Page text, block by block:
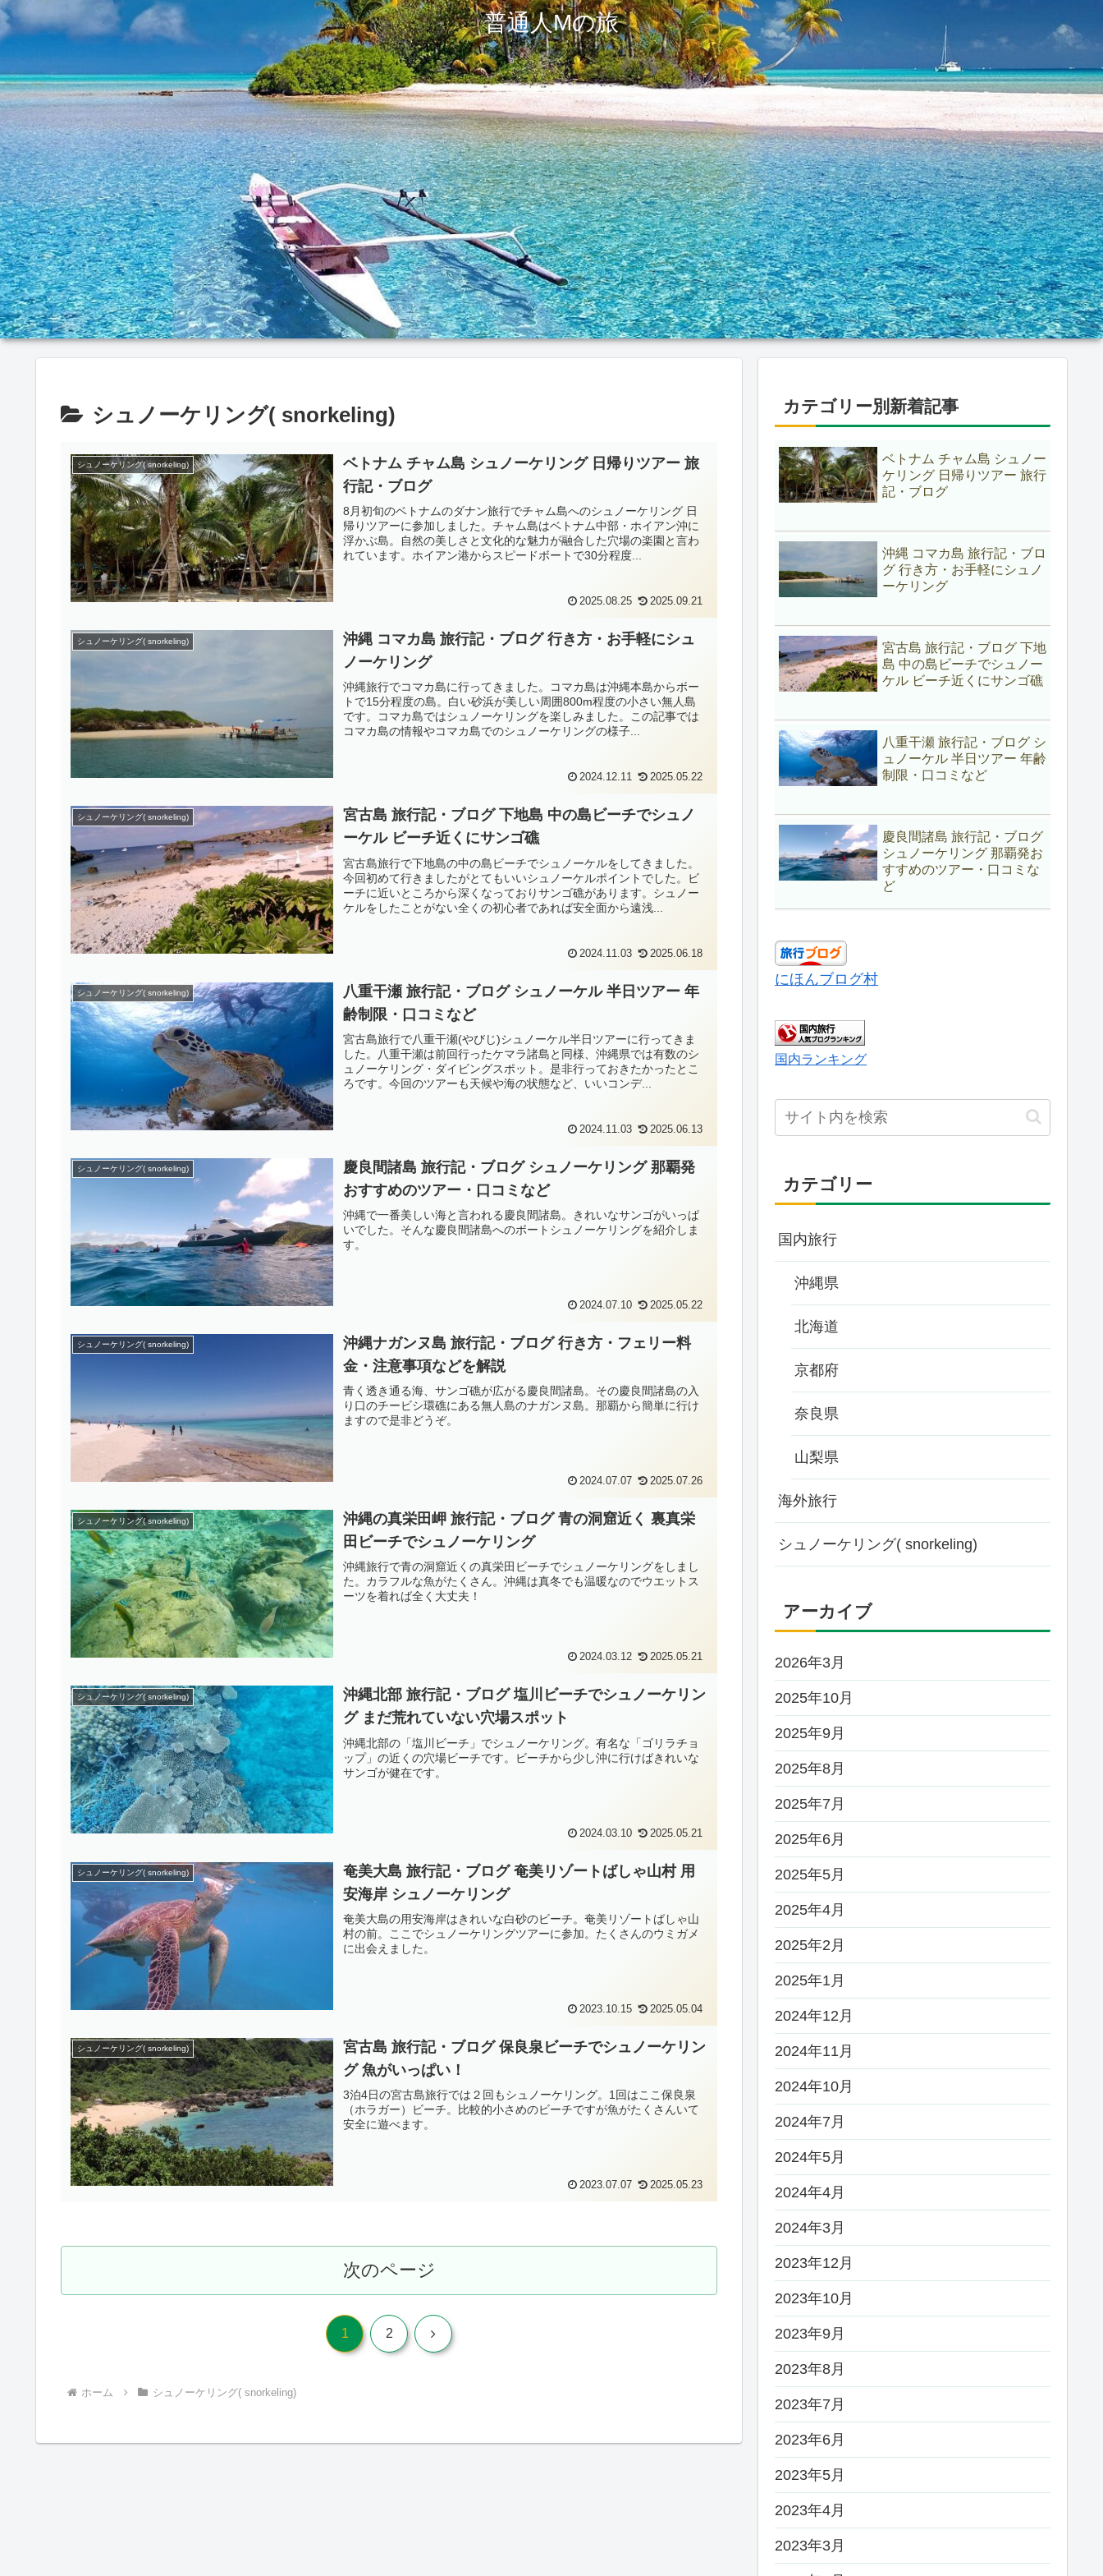
普通人Mの旅
シュノーケリング( snorkeling)
シュノーケリング( snorkeling)
ベトナム チャム島 シュノーケリング 日帰りツアー 旅
行記・ブログ
8月初旬のベトナムのダナン旅行でチャム島へのシュノーケリング 日
帰りツアーに参加しました。チャム島はベトナム中部・ホイアン沖に
浮かぶ島。自然の美しさと文化的な魅力が融合した穴場の楽園と言わ
れています。ホイアン港からスピードボートで30分程度...
2025.08.25 2025.09.21
シュノーケリング( snorkeling)
沖縄 コマカ島 旅行記・ブログ 行き方・お手軽にシュ
ノーケリング
沖縄旅行でコマカ島に行ってきました。コマカ島は沖縄本島からボー
トで15分程度の島。白い砂浜が美しい周囲800m程度の小さい無人島
です。コマカ島ではシュノーケリングを楽しみました。この記事では
コマカ島の情報やコマカ島でのシュノーケリングの様子...
2024.12.11 2025.05.22
シュノーケリング( snorkeling)
宮古島 旅行記・ブログ 下地島 中の島ビーチでシュノ
ーケル ビーチ近くにサンゴ礁
宮古島旅行で下地島の中の島ビーチでシュノーケルをしてきました。
今回初めて行きましたがとてもいいシュノーケルポイントでした。ビ
ーチに近いところから深くなっておりサンゴ礁があります。シュノー
ケルをしたことがない全くの初心者であれば安全面から遠浅...
2024.11.03 2025.06.18
シュノーケリング( snorkeling)
八重干瀬 旅行記・ブログ シュノーケル 半日ツアー 年
齢制限・口コミなど
宮古島旅行で八重干瀬(やびじ)シュノーケル半日ツアーに行ってきま
した。八重干瀬は前回行ったケマラ諸島と同様、沖縄県では有数のシ
ュノーケリング・ダイビングスポット。是非行っておきたかったとこ
ろです。今回のツアーも天候や海の状態など、いいコンデ...
2024.11.03 2025.06.13
シュノーケリング( snorkeling)
慶良間諸島 旅行記・ブログ シュノーケリング 那覇発
おすすめのツアー・口コミなど
沖縄で一番美しい海と言われる慶良間諸島。きれいなサンゴがいっぱ
いでした。そんな慶良間諸島へのボートシュノーケリングを紹介しま
す。
2024.07.10 2025.05.22
シュノーケリング( snorkeling)
沖縄ナガンヌ島 旅行記・ブログ 行き方・フェリー料
金・注意事項などを解説
青く透き通る海、サンゴ礁が広がる慶良間諸島。その慶良間諸島の入
り口のチービシ環礁にある無人島のナガンヌ島。那覇から簡単に行け
ますので是非どうぞ。
2024.07.07 2025.07.26
シュノーケリング( snorkeling)
沖縄の真栄田岬 旅行記・ブログ 青の洞窟近く 裏真栄
田ビーチでシュノーケリング
沖縄旅行で青の洞窟近くの真栄田ビーチでシュノーケリングをしまし
た。カラフルな魚がたくさん。沖縄は真冬でも温暖なのでウエットス
ーツを着れば全く大丈夫！
2024.03.12 2025.05.21
シュノーケリング( snorkeling)
沖縄北部 旅行記・ブログ 塩川ビーチでシュノーケリン
グ まだ荒れていない穴場スポット
沖縄北部の「塩川ビーチ」でシュノーケリング。有名な「ゴリラチョ
ップ」の近くの穴場ビーチです。ビーチから少し沖に行けばきれいな
サンゴが健在です。
2024.03.10 2025.05.21
シュノーケリング( snorkeling)
奄美大島 旅行記・ブログ 奄美リゾートばしゃ山村 用
安海岸 シュノーケリング
奄美大島の用安海岸はきれいな白砂のビーチ。奄美リゾートばしゃ山
村の前。ここでシュノーケリングツアーに参加。たくさんのウミガメ
に出会えました。
2023.10.15 2025.05.04
シュノーケリング( snorkeling)
宮古島 旅行記・ブログ 保良泉ビーチでシュノーケリン
グ 魚がいっぱい！
3泊4日の宮古島旅行では２回もシュノーケリング。1回はここ保良泉
（ホラガー）ビーチ。比較的小さめのビーチですが魚がたくさんいて
安全に遊べます。
2023.07.07 2025.05.23
次のページ
1 2 次
ホーム シュノーケリング( snorkeling)
カテゴリー別新着記事
ベトナム チャム島 シュノー
ケリング 日帰りツアー 旅行
記・ブログ
沖縄 コマカ島 旅行記・ブロ
グ 行き方・お手軽にシュノ
ーケリング
宮古島 旅行記・ブログ 下地
島 中の島ビーチでシュノー
ケル ビーチ近くにサンゴ礁
八重干瀬 旅行記・ブログ シ
ュノーケル 半日ツアー 年齢
制限・口コミなど
慶良間諸島 旅行記・ブログ
シュノーケリング 那覇発お
すすめのツアー・口コミな
ど
にほんブログ村
国内ランキング
カテゴリー
国内旅行
沖縄県
北海道
京都府
奈良県
山梨県
海外旅行
シュノーケリング( snorkeling)
アーカイブ
2026年3月
2025年10月
2025年9月
2025年8月
2025年7月
2025年6月
2025年5月
2025年4月
2025年2月
2025年1月
2024年12月
2024年11月
2024年10月
2024年7月
2024年5月
2024年4月
2024年3月
2023年12月
2023年10月
2023年9月
2023年8月
2023年7月
2023年6月
2023年5月
2023年4月
2023年3月